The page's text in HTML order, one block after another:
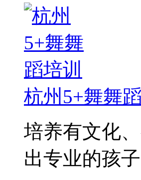
杭州5+舞舞
培养有文化
出专业的孩子